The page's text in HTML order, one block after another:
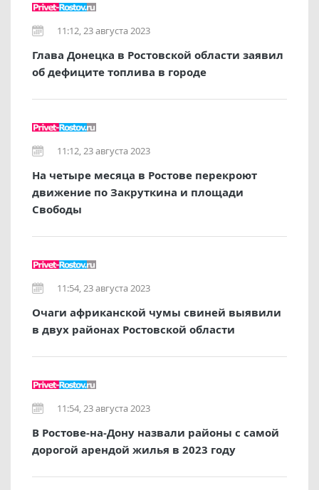
11:12, 23 августа 2023
Глава Донецка в Ростовской области заявил
об дефиците топлива в городе
11:12, 23 августа 2023
На четыре месяца в Ростове перекроют
движение по Закруткина и площади
Свободы
11:54, 23 августа 2023
Очаги африканской чумы свиней выявили
в двух районах Ростовской области
11:54, 23 августа 2023
В Ростове-на-Дону назвали районы с самой
дорогой арендой жилья в 2023 году